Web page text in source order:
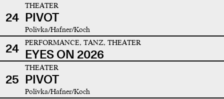
24
THEATER
PIVOT
Polivka/Hafner/Koch
24 PERFORMANCE, TANZ, THEATER
EYES ON 2026
25
THEATER
PIVOT
Polivka/Hafner/Koch